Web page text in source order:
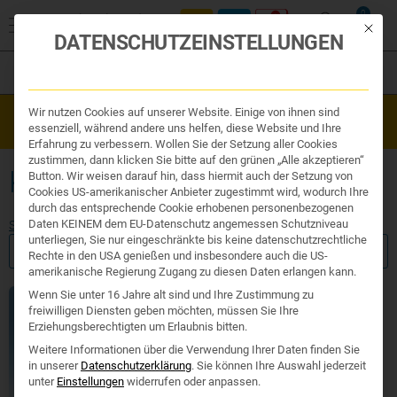
0
Organe & Organ Uhr
Traditionelle Medizin
Nahrungsergänzung
Kosmetik und Hygiene
Ihr Apotheker
Westend Online-Shop: Sicher, schnell und 24/7 für Sie da!
Gratisversand ab €50
KINDERSAFT HUSTEN.
Start/ Produkte verschlagwortet mit „Kindersaft Husten.“
FILTER ANZEIGEN
Mit
DATENSCHUTZEINSTELLUNGEN
Wir nutzen Cookies auf unserer Website. Einige von ihnen sind
essenziell, während andere uns helfen, diese Website und Ihre
Erfahrung zu verbessern. Wollen Sie der Setzung aller Cookies
zustimmen, dann klicken Sie bitte auf den grünen „Alle akzeptieren“
Button. Wir weisen darauf hin, dass hiermit auch der Setzung von
Cookies US-amerikanischer Anbieter zugestimmt wird, wodurch Ihre
durch das entsprechende Cookie erhobenen personenbezogenen
Daten KEINEM dem EU-Datenschutz angemessen Schutzniveau
unterliegen, Sie nur eingeschränkte bis keine datenschutzrechtliche
Rechte in den USA genießen und insbesondere auch die US-
amerikanische Regierung Zugang zu diesen Daten erlangen kann.
Wenn Sie unter 16 Jahre alt sind und Ihre Zustimmung zu
freiwilligen Diensten geben möchten, müssen Sie Ihre
Erziehungsberechtigten um Erlaubnis bitten.
Weitere Informationen über die Verwendung Ihrer Daten finden Sie
in unserer Datenschutzerklärung. Sie können Ihre Auswahl jederzeit
unter Einstellungen widerrufen oder anpassen.